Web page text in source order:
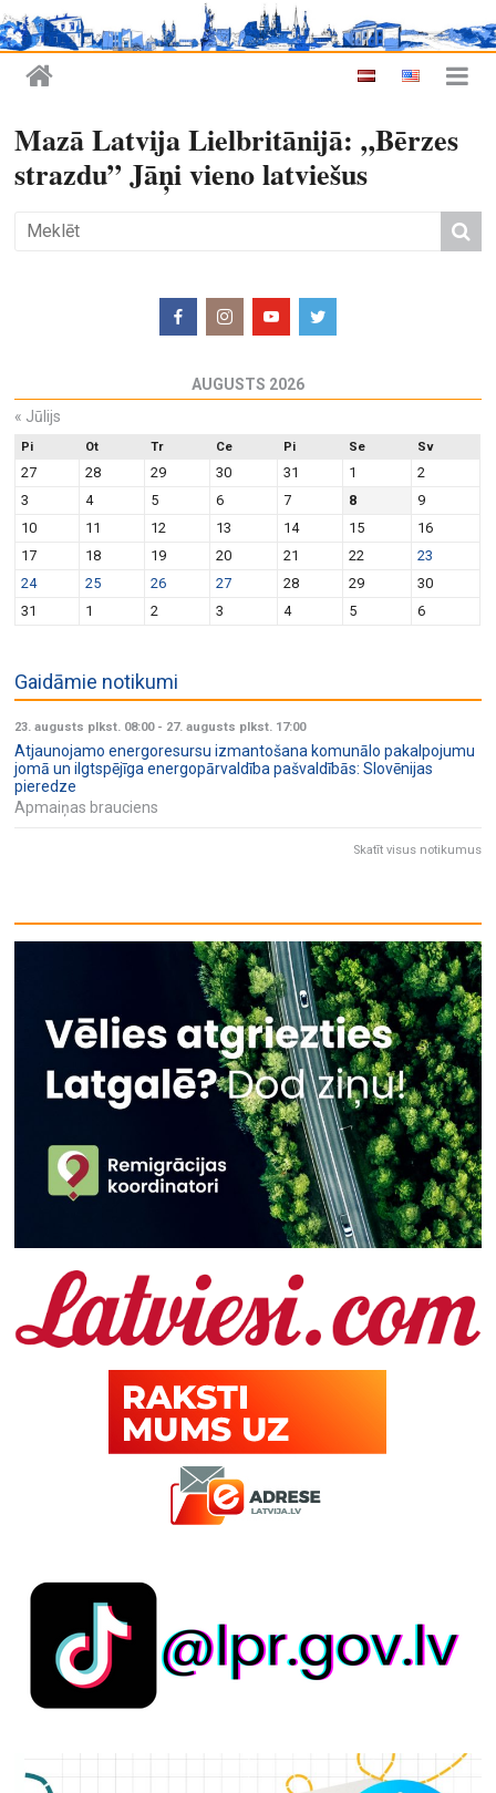
Mazā Latvija Lielbritānijā: „Bērzes
strazdu” Jāņi vieno latviešus
AUGUSTS 2026
« Jūlijs
Pi Ot Tr Ce Pi Se Sv
27 28 29 30 31 1
2
3
4 5 6 7 8
9
10
11 12 13 14 15
16
17
18 19 20 21 22
23
24
25 26 27 28 29
30
31
1 2 3 4 5 6
Gaidāmie notikumi
23. augusts plkst. 08:00- 27. augusts plkst. 17:00
Atjaunojamo energoresursu izmantošana komunālo pakalpojumu
jomā un ilgtspējīga energopārvaldība pašvaldībās: Slovēnijas
pieredze
Apmaiņas brauciens
Skatīt visus notikumus